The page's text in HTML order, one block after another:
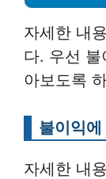
자세한 내
다. 우선
아보도록
불이익
자세한 내